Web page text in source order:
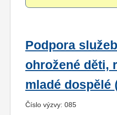
Podpora
ohrožené děti,
mladé dospělé
Číslo výzvy: 085